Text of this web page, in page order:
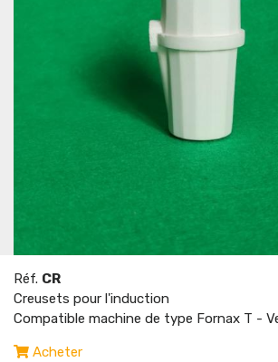
Réf. CR
Creusets pour l'induction
Compatible machine de type Fornax T -
Acheter